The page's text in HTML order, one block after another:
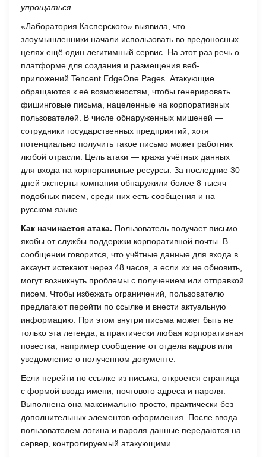
упрощаться
«Лаборатория Касперского» выявила, что
злоумышленники начали использовать во вредоносных
целях ещё один легитимный сервис. На этот раз речь о
платформе для создания и размещения веб-
приложений Tencent EdgeOne Pages. Атакующие
обращаются к её возможностям, чтобы генерировать
фишинговые письма, нацеленные на корпоративных
пользователей. В числе обнаруженных мишеней —
сотрудники государственных предприятий, хотя
потенциально получить такое письмо может работник
любой отрасли. Цель атаки — кража учётных данных
для входа на корпоративные ресурсы. За последние 30
дней эксперты компании обнаружили более 8 тысяч
подобных писем, среди них есть сообщения и на
русском языке.
Как начинается атака. Пользователь получает письмо
якобы от службы поддержки корпоративной почты. В
сообщении говорится, что учётные данные для входа в
аккаунт истекают через 48 часов, а если их не обновить,
могут возникнуть проблемы с получением или отправкой
писем. Чтобы избежать ограничений, пользователю
предлагают перейти по ссылке и внести актуальную
информацию. При этом внутри письма может быть не
только эта легенда, а практически любая корпоративная
повестка, например сообщение от отдела кадров или
уведомление о полученном документе.
Если перейти по ссылке из письма, откроется страница
с формой ввода имени, почтового адреса и пароля.
Выполнена она максимально просто, практически без
дополнительных элементов оформления. После ввода
пользователем логина и пароля данные передаются на
сервер, контролируемый атакующими.